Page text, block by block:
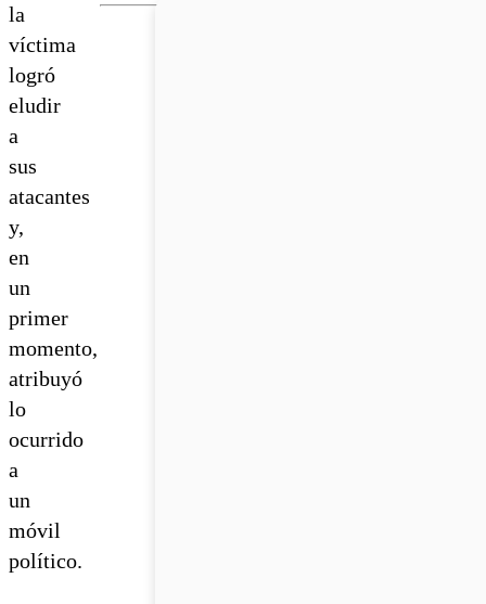
la
víctima
logró
eludir
a
sus
atacantes
y,
en
un
primer
momento,
atribuyó
lo
ocurrido
a
un
móvil
político.